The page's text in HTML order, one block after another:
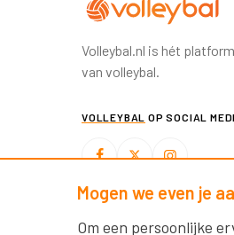
Volleybal.nl is hét
van volleybal.
VOLLEYBAL OP SOCIAL
Mogen we even je
Om een persoonlijke